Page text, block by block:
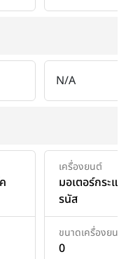
N/A
เครื่องยนต์
มอเตอร์กระแสต
รนัส
ขนาดเครื่องยนต์
0